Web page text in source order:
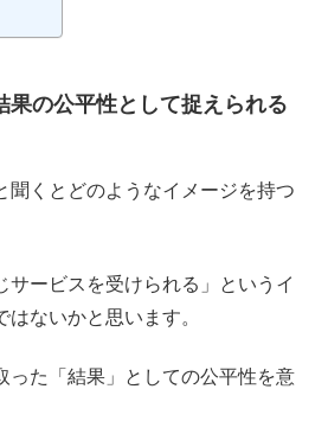
果の公平性として捉えられる
聞くとどのようなイメージを持つ
サービスを受けられる」というイ
はないかと思います。
った「結果」としての公平性を意